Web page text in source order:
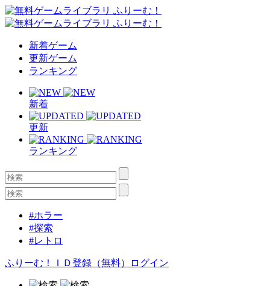
新着ゲーム
更新ゲーム
ランキング
新着
更新
ランキング
#ホラー
#探索
#レトロ
ふりーむ！ＩＤ登録（無料） ログイン